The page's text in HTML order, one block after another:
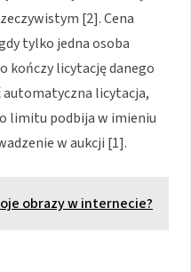
[2]. Cena
tylko jedna osoba
kończy licytację danego
automatyczna licytacja,
limitu podbija w imieniu
w aukcji [1].
obrazy w internecie?